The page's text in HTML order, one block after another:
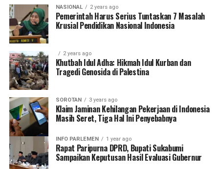
NASIONAL 2 years ago
Pemerintah Harus Serius Tuntaskan 7 Masalah
Krusial Pendidikan Nasional Indonesia
2 years ago
Khutbah Idul Adha: Hikmah Idul Kurban dan
Tragedi Genosida di Palestina
SOROTAN 3 years ago
Klaim Jaminan Kehilangan Pekerjaan di Indonesia
Masih Seret, Tiga Hal Ini Penyebabnya
INFO PARLEMEN 1 year ago
Rapat Paripurna DPRD, Bupati Sukabumi
Sampaikan Keputusan Hasil Evaluasi Gubernur